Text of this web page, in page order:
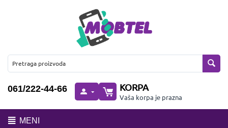
061/222-44-66 KORPA
Vaša korpa je prazna
MENI